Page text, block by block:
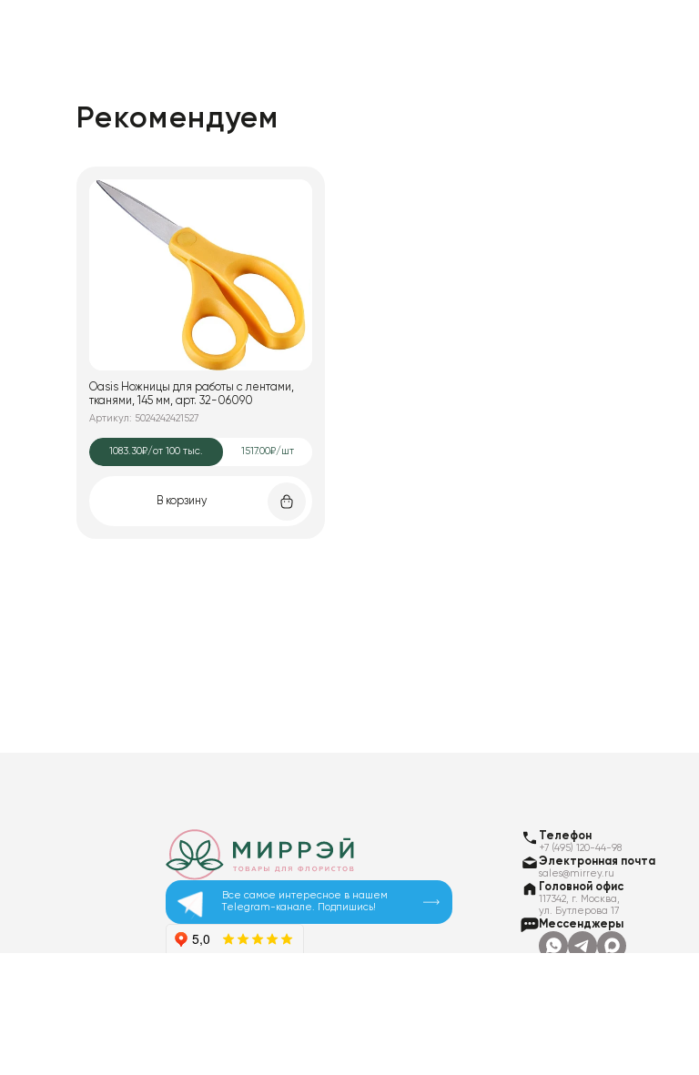
Рекомендуем
Oasis Ножницы для работы с лентами,
тканями, 145 мм, арт. 32-06090
Артикул: 5024242421527
1083.30₽/от 100 тыс. 1517.00₽/шт
В корзину
Все самое интересное в нашем
Telegram-канале. Подпишись!
Телефон
+7 (495) 120-44-98
Электронная почта
sales@mirrey.ru
Головной офис
117342, г. Москва,
ул. Бутлерова 17
Мессенджеры